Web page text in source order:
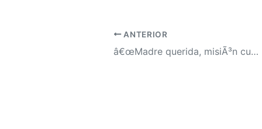
ANTERIOR
â€œMadre querida, misiÃ³n cumplidaâ€, Erika Urtecho envÃ­a sentido mensaje a su madre la exdiputada Carolina EcheverrÃ­a